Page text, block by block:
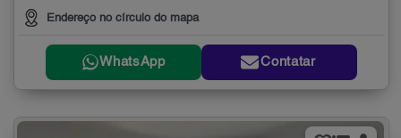
Endereço no círculo do mapa
WhatsApp Contatar